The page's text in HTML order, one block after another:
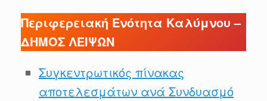
Περιφερειακή Ενότητα Καλύμνου –
ΔΗΜΟΣ ΛΕΙΨΩΝ
Συγκεντρωτικός πίνακας
αποτελεσμάτων ανά Συνδυασμό